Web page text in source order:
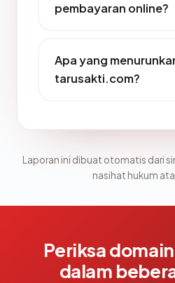
pembayaran online?
Apa yang
tarusakti.com?
Laporan ini dibuat otomatis dari
nasihat hukum
Periksa
dalam